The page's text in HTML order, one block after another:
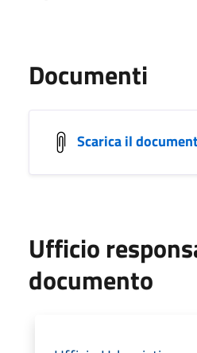
Documenti
Scarica il
Ufficio
documento